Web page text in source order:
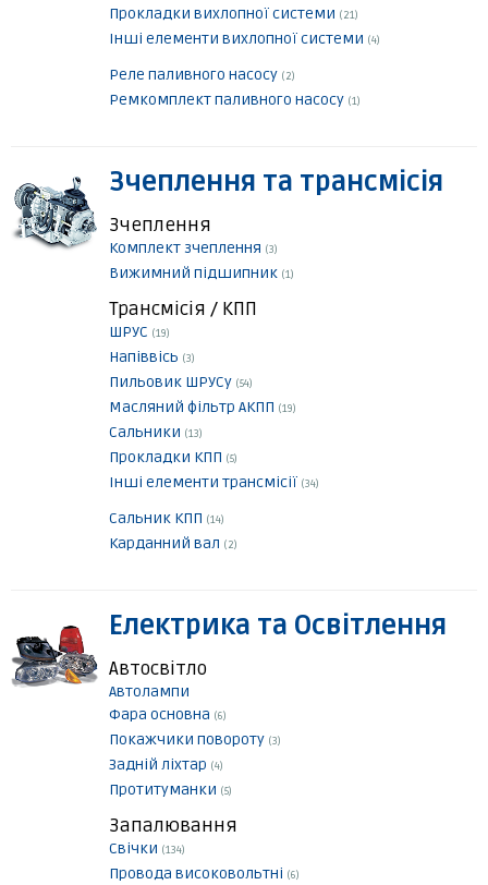
Прокладки вихлопної системи (21)
Інші елементи вихлопної системи (4)
Реле паливного насосу (2)
Ремкомплект паливного насосу (1)
Зчеплення та трансмісія
Зчеплення
Комплект зчеплення (3)
Вижимний підшипник (1)
Трансмісія / КПП
ШРУС (19)
Напіввісь (3)
Пильовик ШРУСу (54)
Масляний фільтр АКПП (19)
Сальники (13)
Прокладки КПП (5)
Інші елементи трансмісії (34)
Сальник КПП (14)
Карданний вал (2)
Електрика та Освітлення
Автосвітло
Автолампи
Фара основна (6)
Покажчики повороту (3)
Задній ліхтар (4)
Протитуманки (5)
Запалювання
Свічки (134)
Провода високовольтні (6)